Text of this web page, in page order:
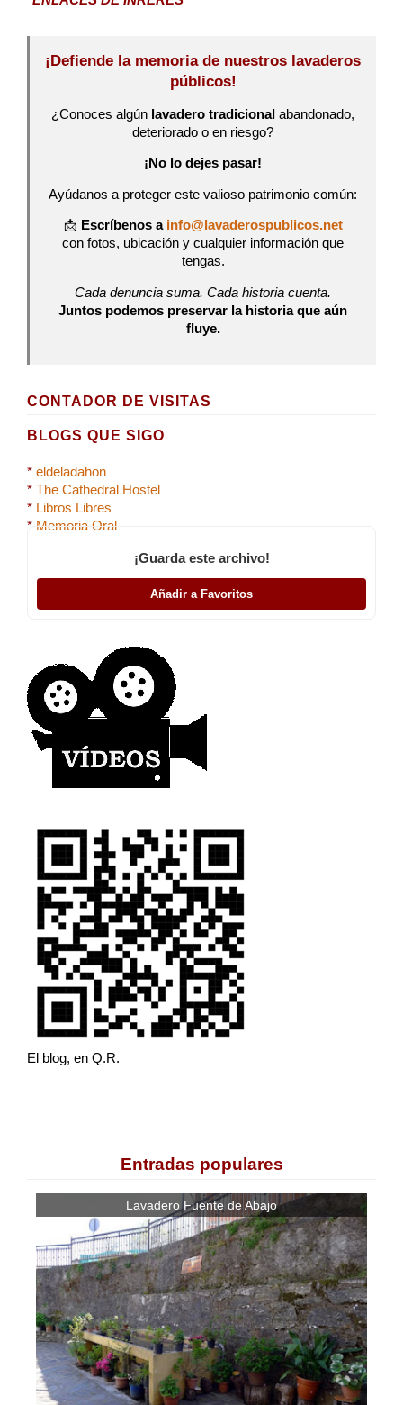
¡Defiende la memoria de nuestros lavaderos
públicos!
¿Conoces algún lavadero tradicional abandonado,
deteriorado o en riesgo?
¡No lo dejes pasar!
Ayúdanos a proteger este valioso patrimonio común:
📩 Escríbenos a info@lavaderospublicos.net
con fotos, ubicación y cualquier información que
tengas.
Cada denuncia suma. Cada historia cuenta.
Juntos podemos preservar la historia que aún
fluye.
CONTADOR DE VISITAS
BLOGS QUE SIGO
* eldeladahon
* The Cathedral Hostel
* Libros Libres
* Memoria Oral
¡Guarda este archivo!
Añadir a Favoritos
El blog, en Q.R.
Entradas populares
Lavadero Fuente de Abajo